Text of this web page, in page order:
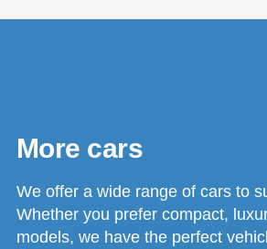
More cars
We offer a wide range of cars to
Whether you prefer compact,
models, we have the perfect